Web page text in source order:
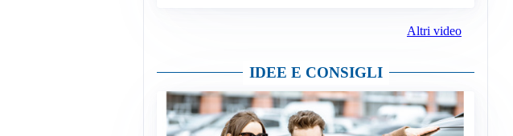
Altri video
IDEE E CONSIGLI